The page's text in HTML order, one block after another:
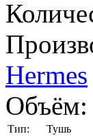
Hermes
Объём:
Тип:
Тушь